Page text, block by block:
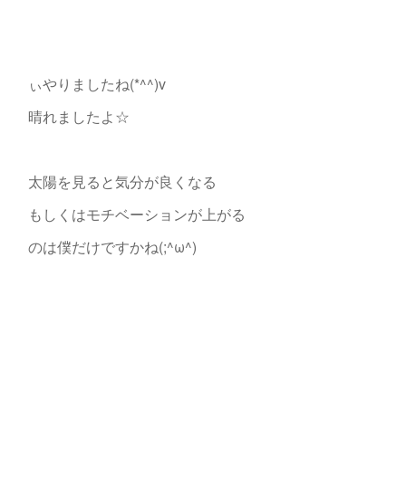
ぃやりましたね(*^^)v
晴れましたよ☆
太陽を見ると気分が良くなる
もしくはモチベーションが上がる
のは僕だけですかね(;^ω^)